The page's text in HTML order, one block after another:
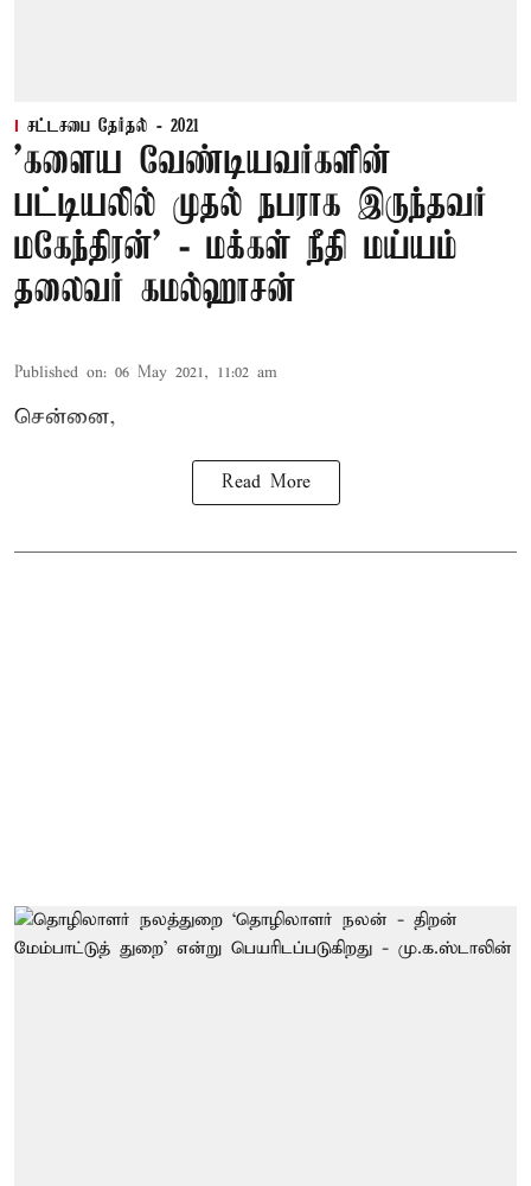
சட்டசபை தேர்தல் - 2021
'களைய வேண்டியவர்களின்
பட்டியலில் முதல் நபராக இருந்தவர்
மகேந்திரன்’ - மக்கள் நீதி மய்யம்
தலைவர் கமல்ஹாசன்
Published on: 06 May 2021, 11:02 am
சென்னை,
Read More